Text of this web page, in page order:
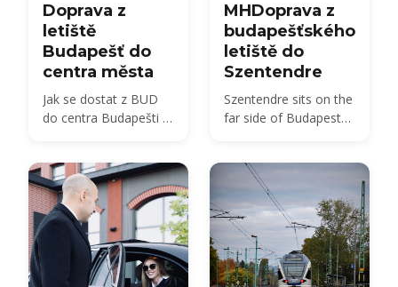
Doprava z
letiště
Budapešť do
centra města
Jak se dostat z BUD
do centra Budapešti v
vlaku, taxíku a
transferu s cenami a
časy.
MHDoprava z
budapešťského
letiště do
Szentendre
Szentendre sits on the
far side of Budapest
km usually quoted.
Here is every route,
with 2026 fares.